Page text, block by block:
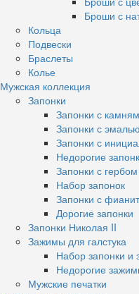
Броши с
Кольца
Подвески
Браслеты
Колье
Мужская коллекция
Запонки
Запонки с
Запонки с эмалью
Запонки с
Недорогие
Запонки с гербом
Набор запонок
Запонки с
Дорогие запонки
Запонки Николая II
Зажимы для галстука
Набор запонки и
Недорогие
Мужские печатки